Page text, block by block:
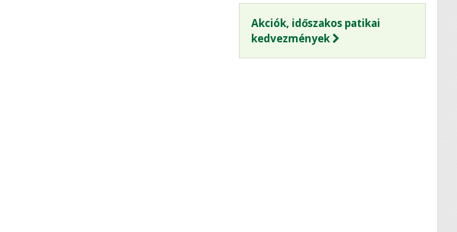
Akciók, időszakos patikai
kedvezmények